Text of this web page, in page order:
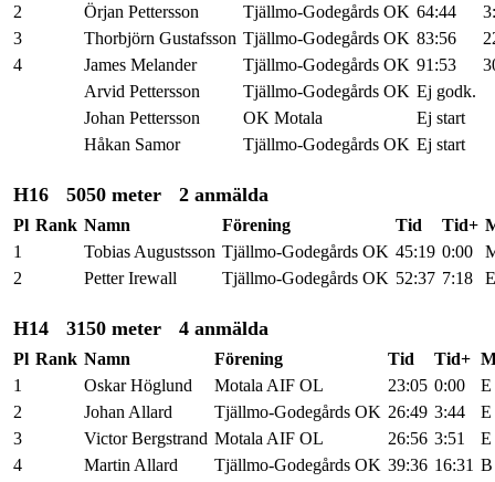
2
Örjan Pettersson Tjällmo-Godegårds OK 64:44
3
Thorbjörn Gustafsson Tjällmo-Godegårds OK 83:56
4
James Melander Tjällmo-Godegårds OK 91:53
Arvid Pettersson
Tjällmo-Godegårds OK Ej godk.
Johan Pettersson
OK Motala
Ej start
Håkan Samor
Tjällmo-Godegårds OK Ej start
H16 5050 meter 2 anmälda
Pl Rank Namn Förening Tid Tid+
1
Tobias Augustsson Tjällmo-Godegårds OK 45:19 0:00
2
Petter Irewall Tjällmo-Godegårds OK 52:37 7:18 E
H14 3150 meter 4 anmälda
Pl Rank Namn Förening Tid Tid+
1
Oskar Höglund Motala AIF OL 23:05 0:00
E
2
Johan Allard Tjällmo-Godegårds OK 26:49 3:44
E
3
Victor Bergstrand Motala AIF OL 26:56 3:51
E
4
Martin Allard Tjällmo-Godegårds OK 39:36 16:31 B